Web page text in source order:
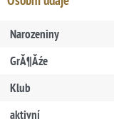
Narozeniny
GrĂ¶Ăźe
Klub
aktivní